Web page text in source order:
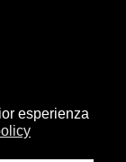
esperienza